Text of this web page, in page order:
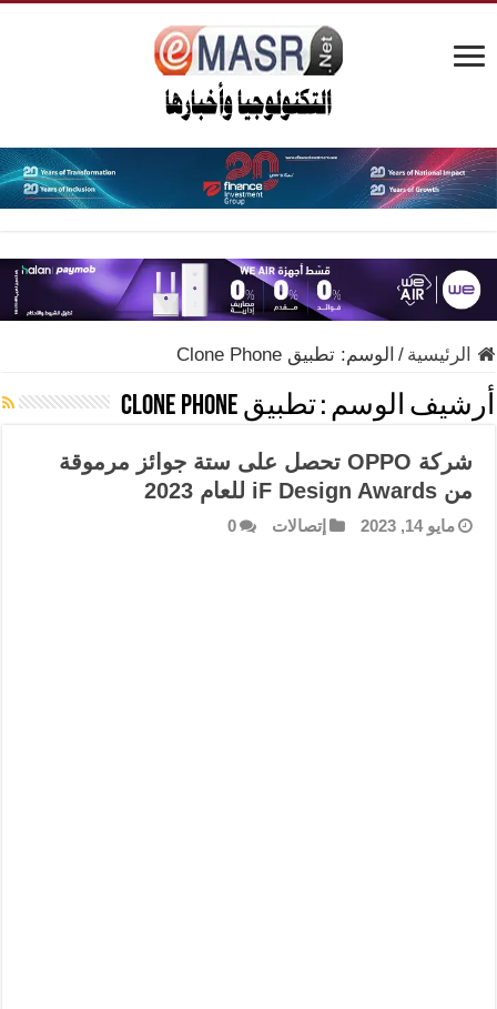
الرئيسية / الوسم:تطبيق Clone Phone
أرشيف الوسم :تطبيق Clone Phone
شركة OPPO تحصل على ستة جوائز مرموقة
من iF Design Awards للعام 2023
مايو 14, 2023 إتصالات 0